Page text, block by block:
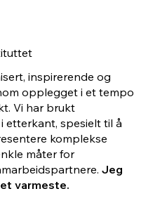
inspirerende og
opplegget i et tempo
Vi har brukt
etterkant, spesielt til å
komplekse
måter for
Jeg
varmeste.